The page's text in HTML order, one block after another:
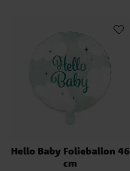
Hello Baby Folieballon 46
cm